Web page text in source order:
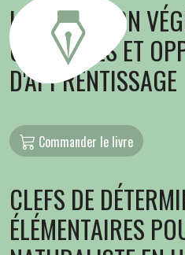
LA NUTRITION
OBSTACLES ET
D'APPRENTISSAGE
Commander le livre
CLEFS DE
ÉLÉMENTAIRES